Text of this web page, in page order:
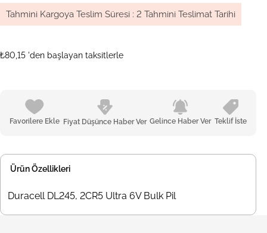
Tahmini Kargoya Teslim Süresi : 2 Tahmini Teslimat Tarihi
₺80,15 'den başlayan taksitlerle
Favorilere Ekle Fiyat Düşünce Haber Ver Gelince Haber Ver Teklif İste
Ürün Özellikleri
Duracell DL245, 2CR5 Ultra 6V Bulk Pil